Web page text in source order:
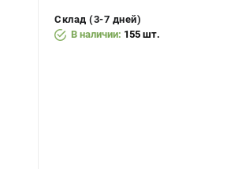
Склад (3-7 дней)
В наличии: 155 шт.